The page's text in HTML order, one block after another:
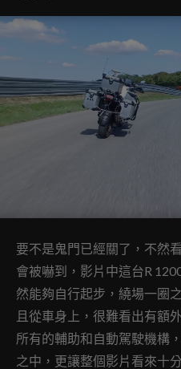
要不是鬼門已經關了，不然
會被嚇到，影片中這台R
然能夠自行起步，繞場一圈
且從車身上，很難看出有額
所有的輔助和自動駕駛機構
之中，更讓整個影片看來十